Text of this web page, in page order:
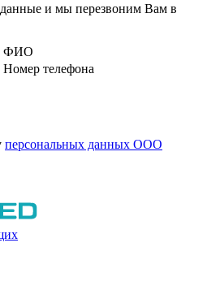
данные и мы перезвоним Вам в
ФИО
Номер телефона
персональных данных ООО